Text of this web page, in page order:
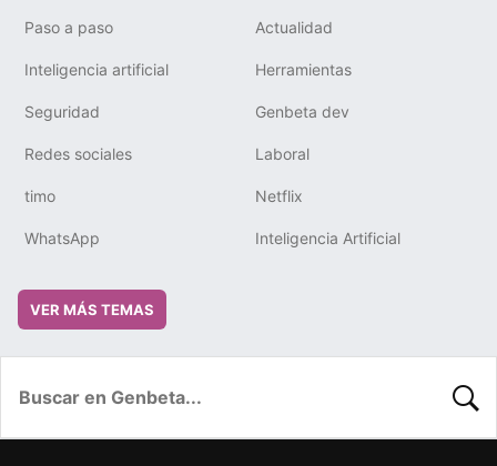
Paso a paso Actualidad
Inteligencia artificial Herramientas
Seguridad Genbeta dev
Redes sociales Laboral
timo Netflix
WhatsApp Inteligencia Artificial
VER MÁS TEMAS